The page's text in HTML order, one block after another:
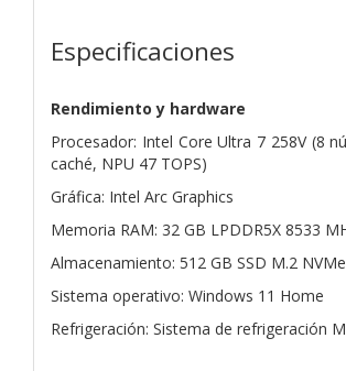
Especificaciones
Rendimiento y hardware
Procesador: Intel Core Ultra 7 258V (8
caché, NPU 47 TOPS)
Gráfica: Intel Arc Graphics
Memoria RAM: 32 GB LPDDR5X 8533
Almacenamiento: 512 GB SSD M.2
Sistema operativo: Windows 11 Home
Refrigeración: Sistema de refrigeración